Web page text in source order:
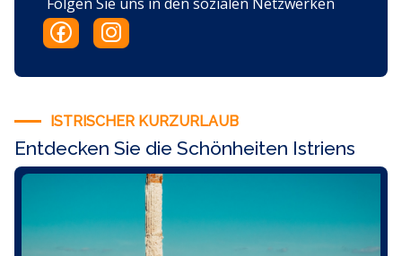
ISTRISCHER KURZURLAUB
Entdecken Sie die Schönheiten Istriens